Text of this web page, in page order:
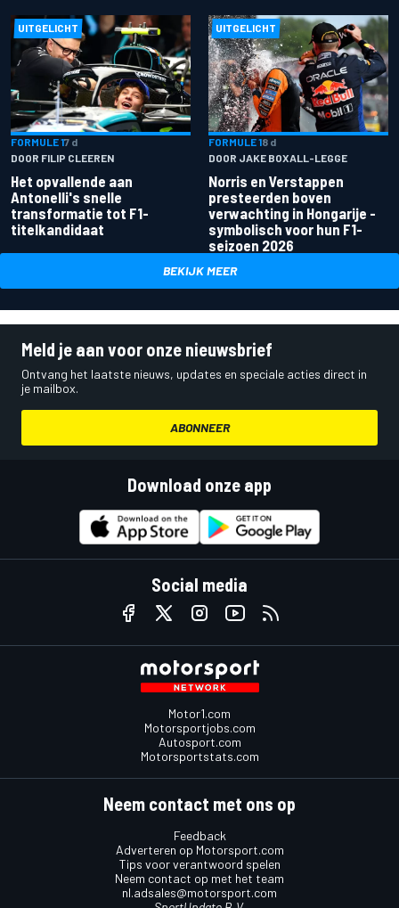
UITGELICHT
FORMULE 17 d
DOOR FILIP CLEEREN
Het opvallende aan
Antonelli's snelle
transformatie tot F1-
titelkandidaat
UITGELICHT
FORMULE 18 d
DOOR JAKE BOXALL-LEGGE
Norris en Verstappen
presteerden boven
verwachting in Hongarije -
symbolisch voor hun F1-
seizoen 2026
BEKIJK MEER
Meld je aan voor onze nieuwsbrief
Ontvang het laatste nieuws, updates en speciale acties direct in
je mailbox.
ABONNEER
Download onze app
Social media
Motor1.com
Motorsportjobs.com
Autosport.com
Motorsportstats.com
Neem contact met ons op
Feedback
Adverteren op Motorsport.com
Tips voor verantwoord spelen
Neem contact op met het team
nl.adsales@motorsport.com